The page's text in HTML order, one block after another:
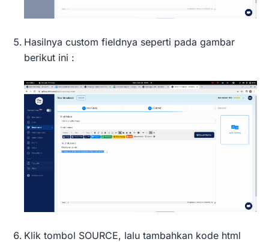
Hasilnya custom fieldnya seperti pada gambar
berikut ini :
Klik tombol SOURCE, lalu tambahkan kode html